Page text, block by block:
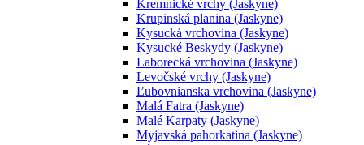
Kremnické vrchy (Jaskyne)
Krupinská planina (Jaskyne)
Kysucká vrchovina (Jaskyne)
Kysucké Beskydy (Jaskyne)
Laborecká vrchovina (Jaskyne)
Levočské vrchy (Jaskyne)
Ľubovnianska vrchovina (Jaskyne)
Malá Fatra (Jaskyne)
Malé Karpaty (Jaskyne)
Myjavská pahorkatina (Jaskyne)